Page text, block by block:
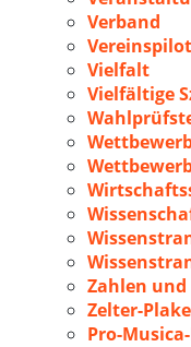
Verband
Vielfalt
Vielfältige
Zahlen und
Zelter-
Pro-